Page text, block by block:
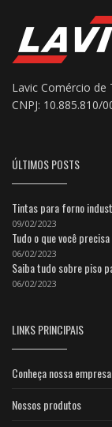
Lavic Comércio de
CNPJ: 10.885.810/
ÚLTIMOS POSTS
Tintas para forno
09/02/2023
Tudo o que você
06/02/2023
Saiba tudo sobre piso
06/02/2023
LINKS PRINCIPAIS
Conheça nossa empresa
Nossos produtos